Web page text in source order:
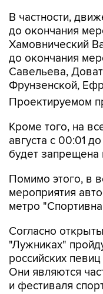
В частности,
до окончания
Хамовнический
до окончания
Савельева,
Фрунзенской,
Проектируемом
Кроме того, на
августа с 00:01
будет запрещена
Помимо этого, в
мероприятия
метро
Согласно
"Лужниках"
российских
Они являются
и фестиваля